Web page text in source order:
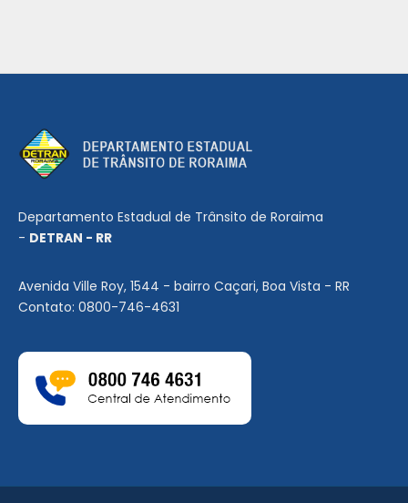
Departamento Estadual de Trânsito de Roraima
- DETRAN - RR
Avenida Ville Roy, 1544 - bairro Caçari, Boa Vista - RR
Contato: 0800-746-4631